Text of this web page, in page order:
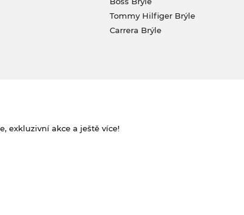
Tommy Hilfiger Brýle
Carrera Brýle
exkluzivní akce a ještě více!